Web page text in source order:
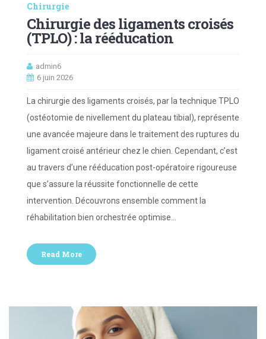
Chirurgie
Chirurgie des ligaments croisés
(TPLO) : la rééducation
admin6
6 juin 2026
La chirurgie des ligaments croisés, par la technique TPLO
(ostéotomie de nivellement du plateau tibial), représente
une avancée majeure dans le traitement des ruptures du
ligament croisé antérieur chez le chien. Cependant, c’est
au travers d’une rééducation post-opératoire rigoureuse
que s’assure la réussite fonctionnelle de cette
intervention. Découvrons ensemble comment la
réhabilitation bien orchestrée optimise…
Read More